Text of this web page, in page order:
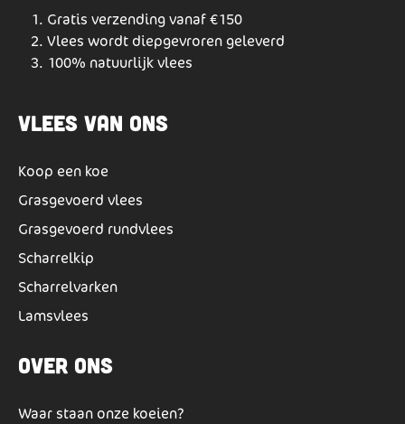
Gratis verzending vanaf €150
Vlees wordt diepgevroren geleverd
100% natuurlijk vlees
Vlees van ons
Koop een koe
Grasgevoerd vlees
Grasgevoerd rundvlees
Scharrelkip
Scharrelvarken
Lamsvlees
Over ons
Waar staan onze koeien?